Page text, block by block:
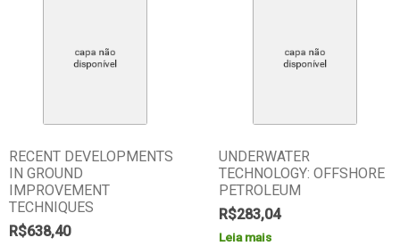
RECENT DEVELOPMENTS
IN GROUND
IMPROVEMENT
TECHNIQUES
R$638,40
UNDERWATER
TECHNOLOGY: OFFSHORE
PETROLEUM
R$283,04
Leia mais